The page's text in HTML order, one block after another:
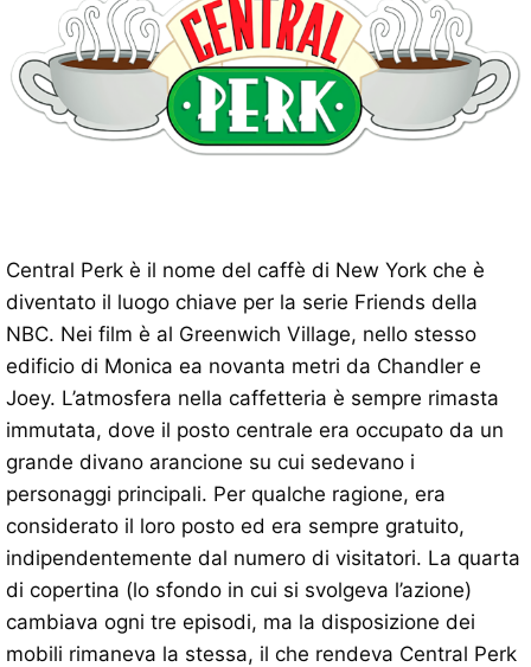
Central Perk è il nome del caffè di New York che è
diventato il luogo chiave per la serie Friends della
NBC. Nei film è al Greenwich Village, nello stesso
edificio di Monica ea novanta metri da Chandler e
Joey. L’atmosfera nella caffetteria è sempre rimasta
immutata, dove il posto centrale era occupato da un
grande divano arancione su cui sedevano i
personaggi principali. Per qualche ragione, era
considerato il loro posto ed era sempre gratuito,
indipendentemente dal numero di visitatori. La quarta
di copertina (lo sfondo in cui si svolgeva l’azione)
cambiava ogni tre episodi, ma la disposizione dei
mobili rimaneva la stessa, il che rendeva Central Perk